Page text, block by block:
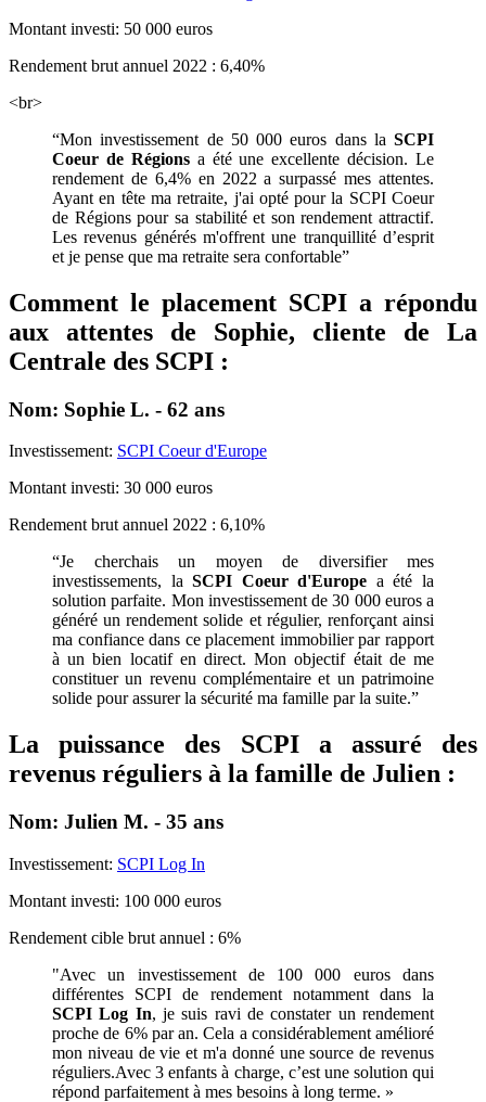
Montant investi: 50 000 euros
Rendement brut annuel 2022 : 6,40%
<br>
“Mon investissement de 50 000 euros dans la SCPI
Coeur de Régionsa été une excellente décision. Le
rendement de 6,4% en 2022 a surpassé mes attentes.
Ayant en tête ma retraite, j'ai opté pour la SCPI Coeur
de Régions pour sa stabilité et son rendement attractif.
Les revenus générés m'offrent une tranquillité d’esprit
et je pense que ma retraite sera confortable”
Comment le placement SCPI a répondu
aux attentes de Sophie, cliente de La
Centrale des SCPI :
Nom: Sophie L. - 62 ans
Investissement: SCPI Coeur d'Europe
Montant investi: 30 000 euros
Rendement brut annuel 2022 : 6,10%
“Je cherchais un moyen de diversifier mes
investissements, laSCPI Coeur d'Europe a été la
solution parfaite. Mon investissement de 30 000 euros a
généré un rendement solide et régulier, renforçant ainsi
ma confiance dans ce placement immobilier par rapport
à un bien locatif en direct. Mon objectif était de me
constituer un revenu complémentaire et un patrimoine
solide pour assurer la sécurité ma famille par la suite.”
La puissance des SCPI a assuré des
revenus réguliers à la famille de Julien :
Nom: Julien M. - 35 ans
Investissement: SCPI Log In
Montant investi: 100 000 euros
Rendement cible brut annuel : 6%
"Avec un investissement de 100 000 euros dans
différentes SCPI de rendement notamment dans la
SCPI Log In, je suis ravi de constater un rendement
proche de 6% par an. Cela a considérablement amélioré
mon niveau de vie et m'a donné une source de revenus
réguliers.Avec 3 enfants à charge, c’est une solution qui
répond parfaitement à mes besoins à long terme. »